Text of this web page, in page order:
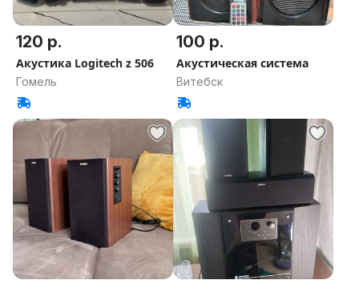
120 р.
Акустика Logitech z 506
Гомель
100 р.
Акустическая система
Витебск